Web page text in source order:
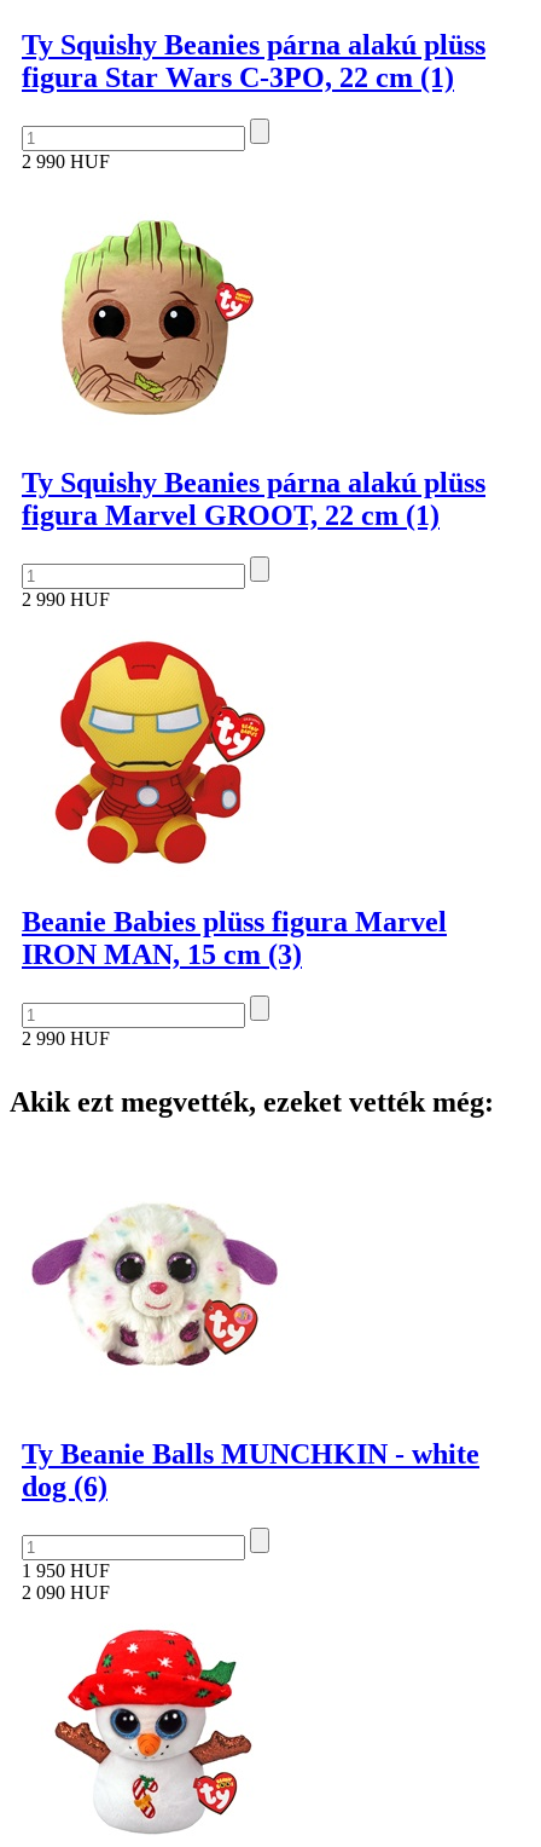
Ty Squishy Beanies párna alakú plüss
figura Star Wars C-3PO, 22 cm (1)
2 990 HUF
Ty Squishy Beanies párna alakú plüss
figura Marvel GROOT, 22 cm (1)
2 990 HUF
Beanie Babies plüss figura Marvel
IRON MAN, 15 cm (3)
2 990 HUF
Akik ezt megvették, ezeket vették még:
Ty Beanie Balls MUNCHKIN - white
dog (6)
1 950 HUF
2 090 HUF